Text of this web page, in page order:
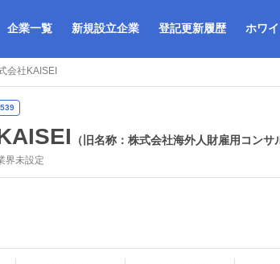
企業一覧 新規設立企業 登記更新履歴 ホワ
会社KAISEI
（旧名称：株式会社海外人財雇用コンサ
界未設定